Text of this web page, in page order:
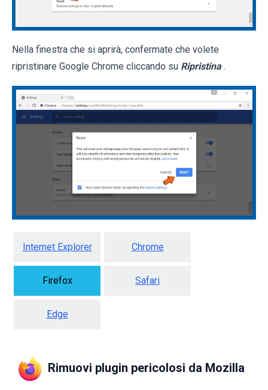
Nella finestra che si aprirà, confermate che volete
ripristinare Google Chrome cliccando su Ripristina .
Internet Explorer Chrome
Firefox Safari
Edge
Rimuovi plugin pericolosi da Mozilla